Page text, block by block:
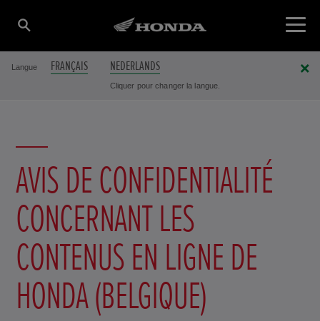
Langue FRANÇAIS NEDERLANDS
Cliquer pour changer la langue.
AVIS DE CONFIDENTIALITÉ
CONCERNANT LES
CONTENUS EN LIGNE DE
HONDA (BELGIQUE)